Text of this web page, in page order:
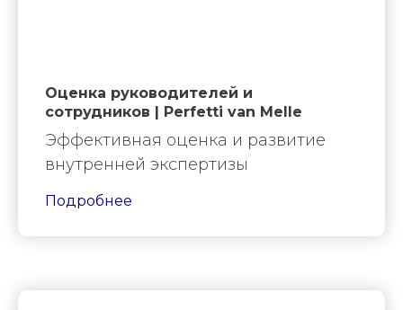
Оценка руководителей и
сотрудников | Perfetti van Melle
Эффективная оценка и развитие
внутренней экспертизы
Подробнее